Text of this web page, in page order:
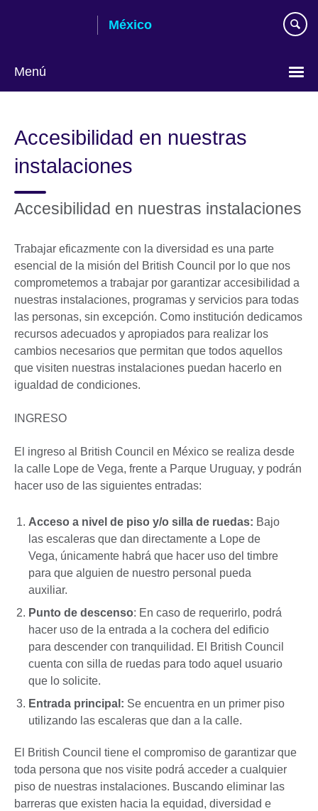
México
Menú
language
Accesibilidad en nuestras
instalaciones
Accesibilidad en nuestras instalaciones
Trabajar eficazmente con la diversidad es una parte
esencial de la misión del British Council por lo que nos
comprometemos a trabajar por garantizar accesibilidad a
nuestras instalaciones, programas y servicios para todas
las personas, sin excepción. Como institución dedicamos
recursos adecuados y apropiados para realizar los
cambios necesarios que permitan que todos aquellos
que visiten nuestras instalaciones puedan hacerlo en
igualdad de condiciones.
INGRESO
El ingreso al British Council en México se realiza desde
la calle Lope de Vega, frente a Parque Uruguay, y podrán
hacer uso de las siguientes entradas:
Acceso a nivel de piso y/o silla de ruedas: Bajo
las escaleras que dan directamente a Lope de
Vega, únicamente habrá que hacer uso del timbre
para que alguien de nuestro personal pueda
auxiliar.
Punto de descenso: En caso de requerirlo, podrá
hacer uso de la entrada a la cochera del edificio
para descender con tranquilidad. El British Council
cuenta con silla de ruedas para todo aquel usuario
que lo solicite.
Entrada principal: Se encuentra en un primer piso
utilizando las escaleras que dan a la calle.
El British Council tiene el compromiso de garantizar que
toda persona que nos visite podrá acceder a cualquier
piso de nuestras instalaciones. Buscando eliminar las
barreras que existen hacia la equidad, diversidad e